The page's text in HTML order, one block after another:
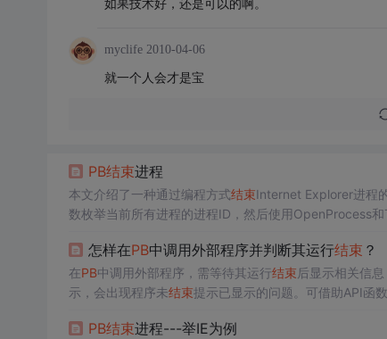
如果技术好，还是可以的啊。
myclife 2010-04-06
就一个人会才是宝
PB结束进程
本文介绍了一种通过编程方式结束Internet Explorer进程
数枚举当前所有进程的进程ID，然后使用OpenProcess
怎样在PB中调用外部程序并判断其运行结束 ？
在PB中调用外部程序，需等待其运行结束后显示相关信
示，会出现程序未结束提示已显示的问题。可借助API函
PB结束进程---举IE为例